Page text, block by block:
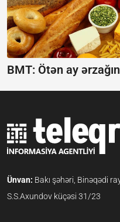
BMT: Ötən ay
Ünvan: Bakı şəhəri, Binəqədi
S.S.Axundov küçəsi 31/23